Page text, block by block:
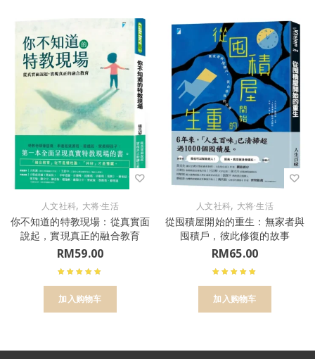
人文社科, 大将·生活
你不知道的特教現場：從真實面
說起，實現真正的融合教育
RM59.00
加入购物车
人文社科, 大将·生活
從囤積屋開始的重生：無家者與
囤積戶，彼此修復的故事
RM65.00
加入购物车